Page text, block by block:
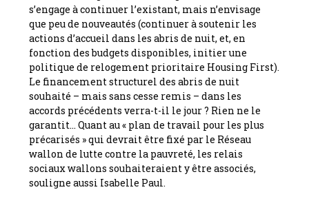
s’engage à continuer l’existant, mais n’envisage
que peu de nouveautés (continuer à soutenir les
actions d’accueil dans les abris de nuit, et, en
fonction des budgets disponibles, initier une
politique de relogement prioritaire Housing First).
Le financement structurel des abris de nuit
souhaité – mais sans cesse remis – dans les
accords précédents verra-t-il le jour ? Rien ne le
garantit… Quant au « plan de travail pour les plus
précarisés » qui devrait être fixé par le Réseau
wallon de lutte contre la pauvreté, les relais
sociaux wallons souhaiteraient y être associés,
souligne aussi Isabelle Paul.